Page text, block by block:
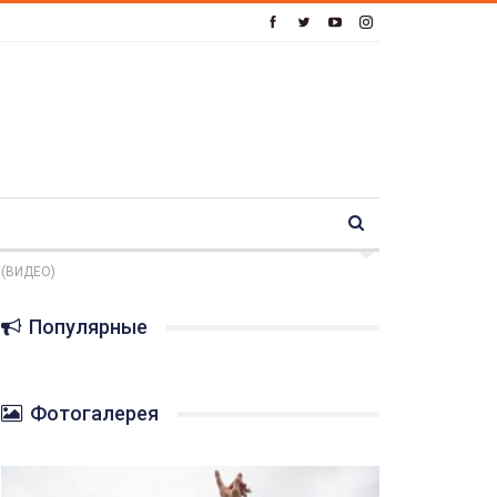
(ВИДЕО)
Популярные
Фотогалерея